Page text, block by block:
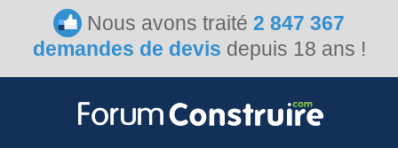
Nous avons traité 2 847 367
demandes de devis depuis 18 ans !